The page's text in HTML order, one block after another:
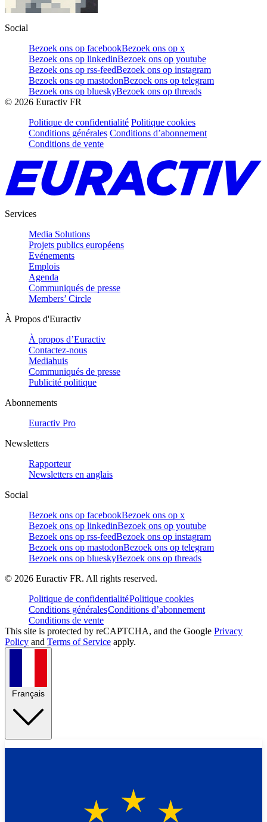
Social
Bezoek ons op facebookBezoek ons op x
Bezoek ons op linkedinBezoek ons op youtube
Bezoek ons op rss-feedBezoek ons op instagram
Bezoek ons op mastodonBezoek ons op telegram
Bezoek ons op blueskyBezoek ons op threads
© 2026 Euractiv FR
Politique de confidentialité Politique cookies
Conditions générales Conditions d’abonnement
Conditions de vente
Services
Media Solutions
Projets publics européens
Evénements
Emplois
Agenda
Communiqués de presse
Members’ Circle
À Propos d'Euractiv
À propos d’Euractiv
Contactez-nous
Mediahuis
Communiqués de presse
Publicité politique
Abonnements
Euractiv Pro
Newsletters
Rapporteur
Newsletters en anglais
Social
Bezoek ons op facebookBezoek ons op x
Bezoek ons op linkedinBezoek ons op youtube
Bezoek ons op rss-feedBezoek ons op instagram
Bezoek ons op mastodonBezoek ons op telegram
Bezoek ons op blueskyBezoek ons op threads
© 2026 Euractiv FR. All rights reserved.
Politique de confidentialitéPolitique cookies
Conditions généralesConditions d’abonnement
Conditions de vente
This site is protected by reCAPTCHA, and the Google Privacy
Policy and Terms of Service apply.
Français